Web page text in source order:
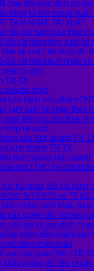
thay đổi mục đích sử
hàng từ kho ngoại
TẠM NHẬP TÁI XUẤT
đối với hàng hóa thuê
đối với hàng tạm xuất tái
tái xuất/ tái nhập do
đối với hàng tạm nhập và
nhập bị mất
TN-TX
phải tái nhập
bảo hành sản phẩm
tạm xuất tái nhập theo
xuất tiếp tục cho thuê lại
nhập tái xuất
hóa kinh doanh TN-
kinh doanh TN-TX
tạm ngừng kinh
làm TTHQ tại cửa
hải quan đối với hàng
2015/TT-BTC và TT
phần mềm xuất khẩu
bản quyền đối với hàng
vấn giá và xác định trị
mềm điều khiển/vận
giá hàng nhập khẩu
vực Hải quan (NĐ 128/
khẩu không đủ tiêu chuẩn